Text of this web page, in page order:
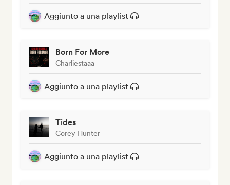
Aggiunto a una playlist
Born For More
Charliestaaa
Aggiunto a una playlist
Tides
Corey Hunter
Aggiunto a una playlist